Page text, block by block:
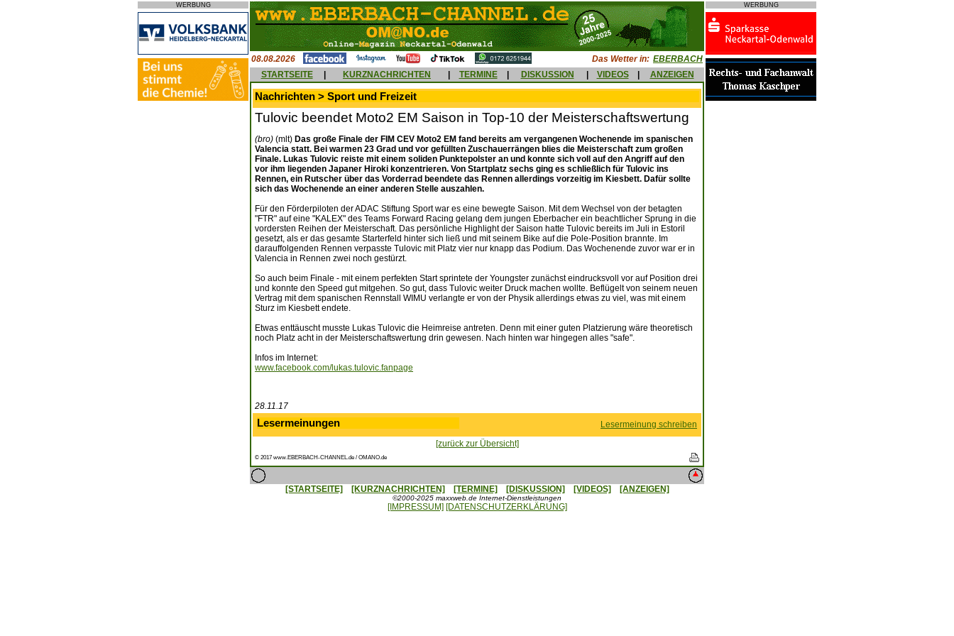
WERBUNG
08.08.2026 Das Wetter in: EBERBACH
STARTSEITE
KURZNACHRICHTEN TERMINE DISKUSSION VIDEOS ANZEIGEN
Nachrichten > Sport und Freizeit
Tulovic beendet Moto2 EM Saison in Top-10 der Meisterschaftswertung
(bro) (mlt) Das große Finale der FIM CEV Moto2 EM fand bereits am vergangenen Wochenende im spanischen
Valencia statt. Bei warmen 23 Grad und vor gefüllten Zuschauerrängen blies die Meisterschaft zum großen
Finale. Lukas Tulovic reiste mit einem soliden Punktepolster an und konnte sich voll auf den Angriff auf den
vor ihm liegenden Japaner Hiroki konzentrieren. Von Startplatz sechs ging es schließlich für Tulovic ins
Rennen, ein Rutscher über das Vorderrad beendete das Rennen allerdings vorzeitig im Kiesbett. Dafür sollte
sich das Wochenende an einer anderen Stelle auszahlen.
Für den Förderpiloten der ADAC Stiftung Sport war es eine bewegte Saison. Mit dem Wechsel von der betagten
"FTR" auf eine "KALEX" des Teams Forward Racing gelang dem jungen Eberbacher ein beachtlicher Sprung in die
vordersten Reihen der Meisterschaft. Das persönliche Highlight der Saison hatte Tulovic bereits im Juli in Estoril
gesetzt, als er das gesamte Starterfeld hinter sich ließ und mit seinem Bike auf die Pole-Position brannte. Im
darauffolgenden Rennen verpasste Tulovic mit Platz vier nur knapp das Podium. Das Wochenende zuvor war er in
Valencia in Rennen zwei noch gestürzt.
So auch beim Finale - mit einem perfekten Start sprintete der Youngster zunächst eindrucksvoll vor auf Position drei
und konnte den Speed gut mitgehen. So gut, dass Tulovic weiter Druck machen wollte. Beflügelt von seinem neuen
Vertrag mit dem spanischen Rennstall WIMU verlangte er von der Physik allerdings etwas zu viel, was mit einem
Sturz im Kiesbett endete.
Etwas enttäuscht musste Lukas Tulovic die Heimreise antreten. Denn mit einer guten Platzierung wäre theoretisch
noch Platz acht in der Meisterschaftswertung drin gewesen. Nach hinten war hingegen alles "safe".
Infos im Internet:
www.facebook.com/lukas.tulovic.fanpage
28.11.17
Lesermeinungen
Lesermeinung schreiben
[zurück zur Übersicht]
© 2017 www.EBERBACH-CHANNEL.de / OMANO.de
[STARTSEITE] [KURZNACHRICHTEN] [TERMINE] [DISKUSSION] [VIDEOS] [ANZEIGEN]
©2000-2025 maxxweb.de Internet-Dienstleistungen
[IMPRESSUM] [DATENSCHUTZERKLÄRUNG]
WERBUNG